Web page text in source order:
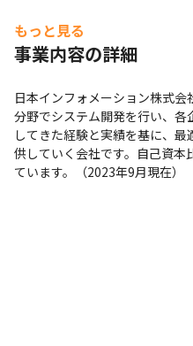
もっと見る
事業内容の詳細
日本インフォメーション株式
分野でシステム開発を行い、
してきた経験と実績を基に、
供していく会社です。自己資
ています。（2023年9月現在）